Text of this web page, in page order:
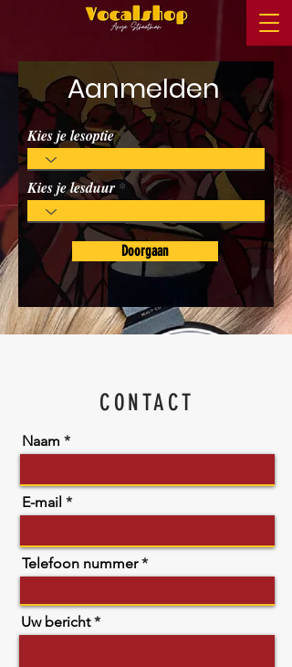
Aanmelden
Kies je lesoptie
Kies je lesduur
Doorgaan
CONTACT
Naam
E-mail
Telefoon nummer
Uw bericht